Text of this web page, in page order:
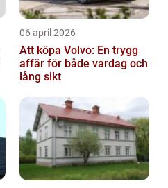
06 april 2026
Att köpa Volvo: En trygg
affär för både vardag och
lång sikt